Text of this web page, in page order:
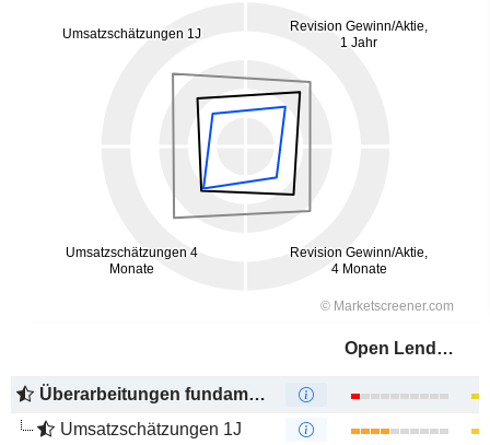
Open Lending Corporation
Überarbeitungen fundamentaler Schätzungen
Umsatzschätzungen 1J